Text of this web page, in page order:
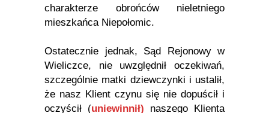
charakterze obrońców nieletniego
mieszkańca Niepołomic.
Ostatecznie jednak, Sąd Rejonowy w
Wieliczce, nie uwzględnił oczekiwań,
szczególnie matki dziewczynki i ustalił,
że nasz Klient czynu się nie dopuścił i
oczyścił (uniewinnił) naszego Klienta